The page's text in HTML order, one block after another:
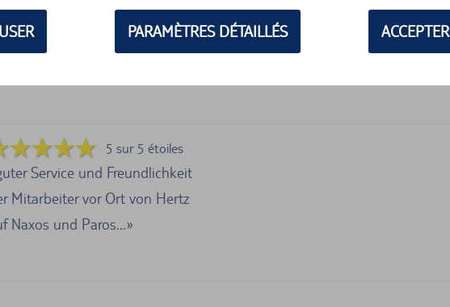
PARAMÈTRES DÉTAILLÉS ACCEPTER
5 sur 5 étoiles
Service und Freundlichkeit
Mitarbeiter vor Ort von Hertz
Naxos und Paros...